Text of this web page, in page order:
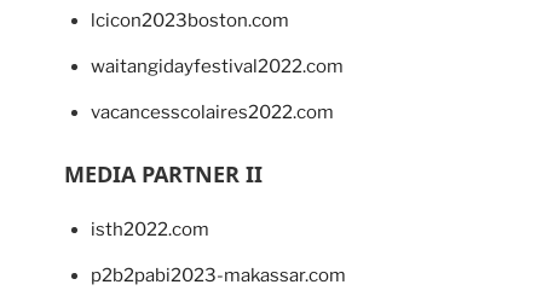
lcicon2023boston.com
waitangidayfestival2022.com
vacancesscolaires2022.com
MEDIA PARTNER II
isth2022.com
p2b2pabi2023-makassar.com